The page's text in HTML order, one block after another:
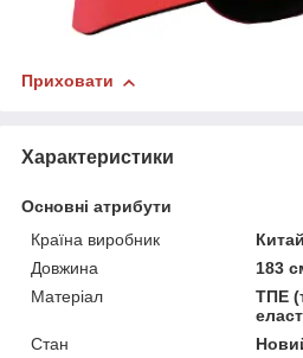
Приховати
Характеристики
Основні атрибути
Країна виробник
Китай
Довжина
183
Матеріал
ТПЕ
Стан